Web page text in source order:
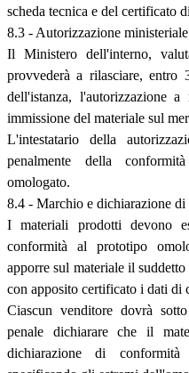
scheda tecnica e del certificato
8.3 - Autorizzazione
Il Ministero dell'interno,
provvederà a rilasciare,
dell'istanza, l'autorizzazione
immissione del materiale sul
L'intestatario della
penalmente della
omologato.
8.4 - Marchio e dichiarazione di
I materiali prodotti devono
conformità al prototipo
apporre sul materiale il
con apposito certificato i dati di
Ciascun venditore dovrà
penale dichiarare che il
dichiarazione di